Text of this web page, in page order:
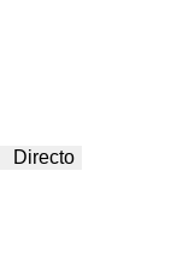
Directo